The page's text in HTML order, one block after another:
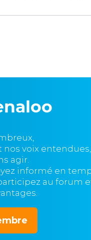
voix entendues,
agir.
informé en
au forum